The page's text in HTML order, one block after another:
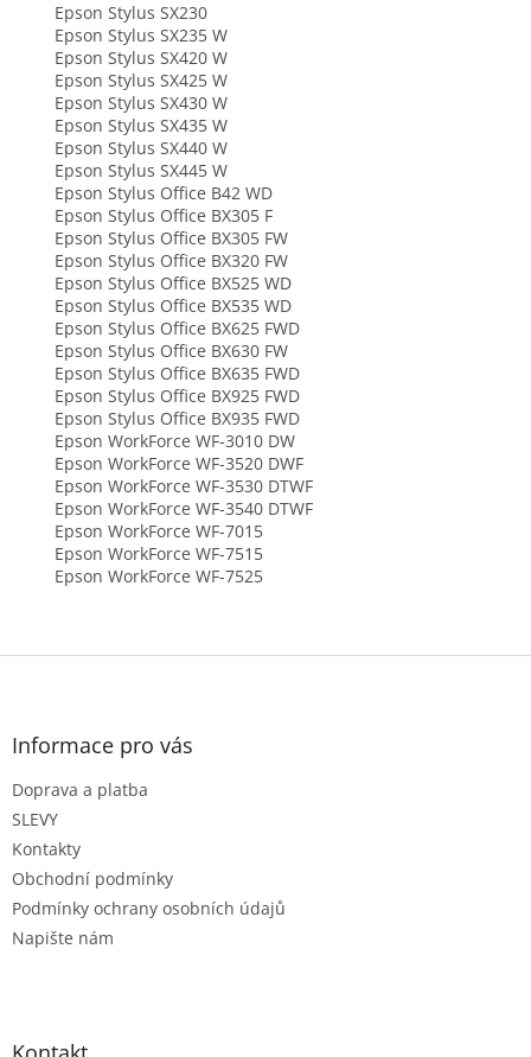
Epson Stylus SX230
Epson Stylus SX235 W
Epson Stylus SX420 W
Epson Stylus SX425 W
Epson Stylus SX430 W
Epson Stylus SX435 W
Epson Stylus SX440 W
Epson Stylus SX445 W
Epson Stylus Office B42 WD
Epson Stylus Office BX305 F
Epson Stylus Office BX305 FW
Epson Stylus Office BX320 FW
Epson Stylus Office BX525 WD
Epson Stylus Office BX535 WD
Epson Stylus Office BX625 FWD
Epson Stylus Office BX630 FW
Epson Stylus Office BX635 FWD
Epson Stylus Office BX925 FWD
Epson Stylus Office BX935 FWD
Epson WorkForce WF-3010 DW
Epson WorkForce WF-3520 DWF
Epson WorkForce WF-3530 DTWF
Epson WorkForce WF-3540 DTWF
Epson WorkForce WF-7015
Epson WorkForce WF-7515
Epson WorkForce WF-7525
Z
Informace pro vás
Doprava a platba
SLEVY
Kontakty
Obchodní podmínky
Podmínky ochrany osobních údajů
Napište nám